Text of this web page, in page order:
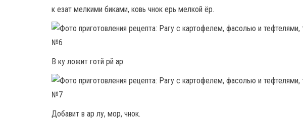
к езат мелкими биками, ковь чнок ерь мелкой ёр.
В ку ложит готй рй ар.
Добавит в ар лу, мор, чнок.